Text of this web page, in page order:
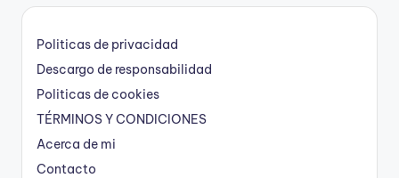
Politicas de privacidad
Descargo de responsabilidad
Politicas de cookies
TÉRMINOS Y CONDICIONES
Acerca de mi
Contacto